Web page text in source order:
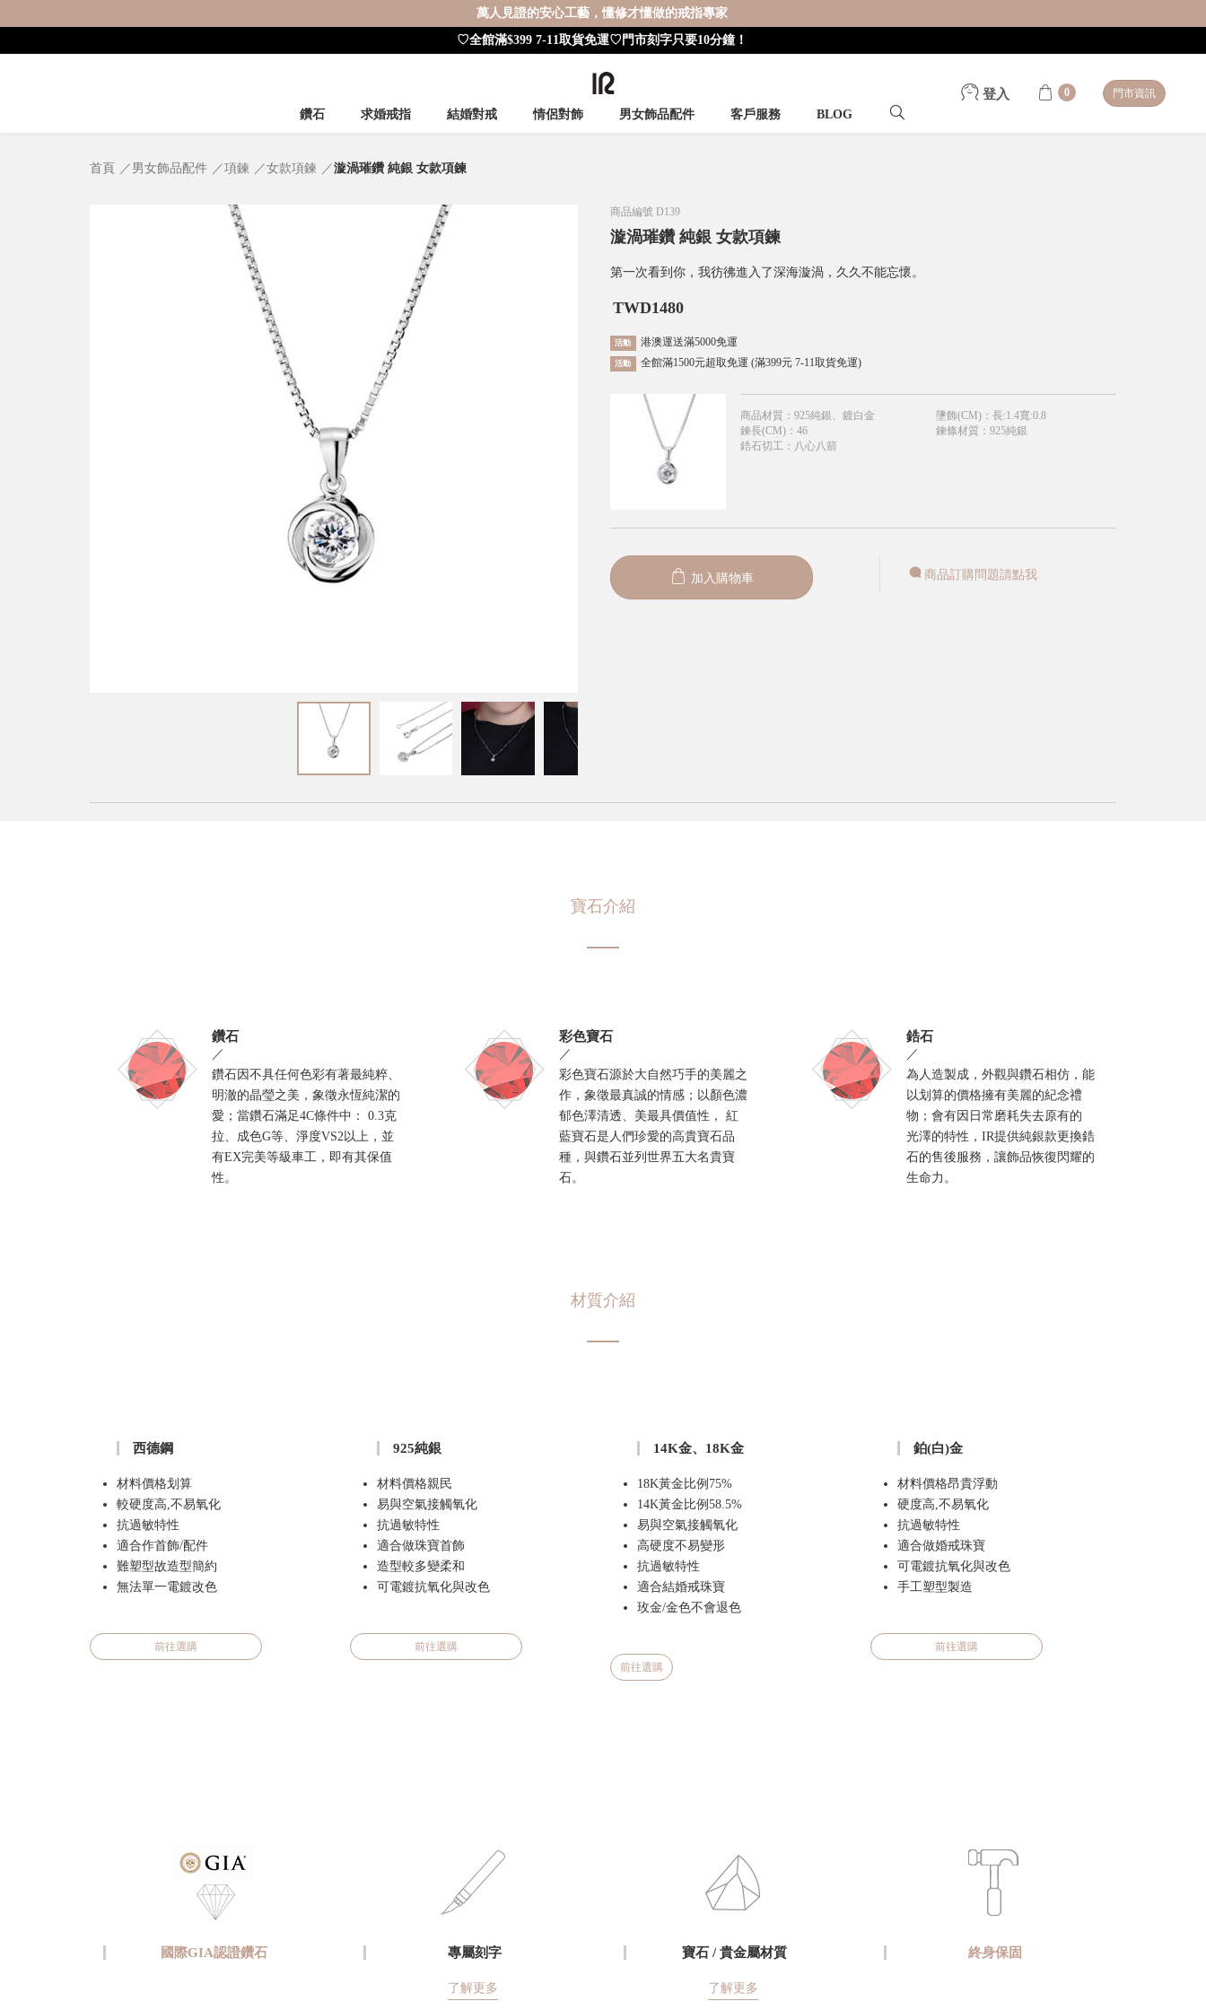
萬人見證的安心工藝，懂修才懂做的戒指專家
♡全館滿$399 7-11取貨免運♡門市刻字只要10分鐘！
鑽石 求婚戒指 結婚對戒 情侶對飾 男女飾品配件 客戶服務 BLOG
登入 0 門市資訊
首頁 男女飾品配件 項鍊 女款項鍊 漩渦璀鑽 純銀 女款項鍊
商品編號 D139
漩渦璀鑽 純銀 女款項鍊
第一次看到你，我彷彿進入了深海漩渦，久久不能忘懷。
TWD1480
活動 港澳運送滿5000免運
活動 全館滿1500元超取免運 (滿399元 7-11取貨免運)
商品材質 ： 925純銀、鍍白金 墬飾(CM)： 長:1.4寬:0.8
鍊長(CM) ： 46 鍊條材質 ： 925純銀
鋯石切工 ： 八心八箭
加入購物車 商品訂購問題請點我
寶石介紹
鑽石
／
鑽石因不具任何色彩有著最純粹、
明澈的晶瑩之美，象徵永恆純潔的
愛；當鑽石滿足4C條件中： 0.3克
拉、成色G等、淨度VS2以上，並
有EX完美等級車工，即有其保值
性。
彩色寶石
／
彩色寶石源於大自然巧手的美麗之
作，象徵最真誠的情感；以顏色濃
郁色澤清透、美最具價值性， 紅
藍寶石是人們珍愛的高貴寶石品
種，與鑽石並列世界五大名貴寶
石。
鋯石
／
為人造製成，外觀與鑽石相仿，能
以划算的價格擁有美麗的紀念禮
物；會有因日常磨耗失去原有的
光澤的特性，IR提供純銀款更換鋯
石的售後服務，讓飾品恢復閃耀的
生命力。
材質介紹
西德鋼
材料價格划算
較硬度高,不易氧化
抗過敏特性
適合作首飾/配件
難塑型故造型簡約
無法單一電鍍改色
前往選購
925純銀
材料價格親民
易與空氣接觸氧化
抗過敏特性
適合做珠寶首飾
造型較多變柔和
可電鍍抗氧化與改色
前往選購
14K金、18K金
18K黃金比例75%
14K黃金比例58.5%
易與空氣接觸氧化
高硬度不易變形
抗過敏特性
適合結婚戒珠寶
玫金/金色不會退色
前往選購
鉑(白)金
材料價格昂貴浮動
硬度高,不易氧化
抗過敏特性
適合做婚戒珠寶
可電鍍抗氧化與改色
手工塑型製造
前往選購
國際GIA認證鑽石 專屬刻字
了解更多
寶石 / 貴金屬材質
了解更多
終身保固